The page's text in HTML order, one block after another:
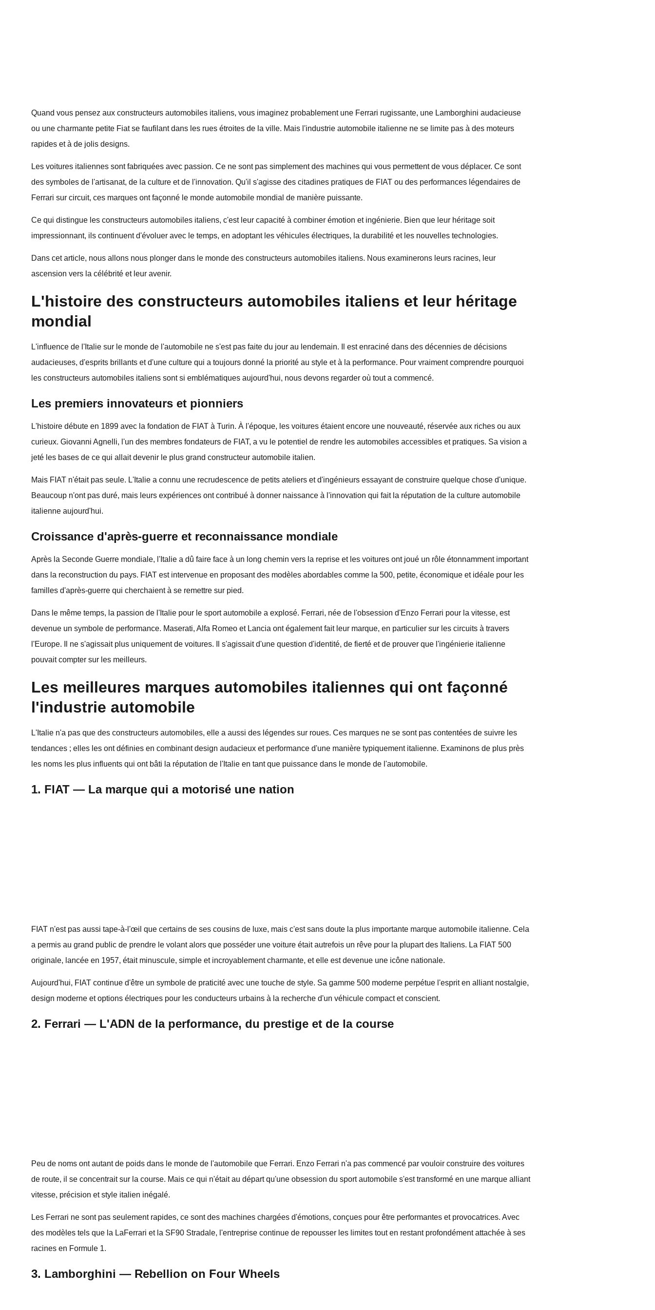
Quand vous pensez aux constructeurs automobiles italiens, vous imaginez probablement une Ferrari rugissante, une Lamborghini audacieuse
ou une charmante petite Fiat se faufilant dans les rues étroites de la ville. Mais l'industrie automobile italienne ne se limite pas à des moteurs
rapides et à de jolis designs.
Les voitures italiennes sont fabriquées avec passion. Ce ne sont pas simplement des machines qui vous permettent de vous déplacer. Ce sont
des symboles de l'artisanat, de la culture et de l'innovation. Qu'il s'agisse des citadines pratiques de FIAT ou des performances légendaires de
Ferrari sur circuit, ces marques ont façonné le monde automobile mondial de manière puissante.
Ce qui distingue les constructeurs automobiles italiens, c'est leur capacité à combiner émotion et ingénierie. Bien que leur héritage soit
impressionnant, ils continuent d'évoluer avec le temps, en adoptant les véhicules électriques, la durabilité et les nouvelles technologies.
Dans cet article, nous allons nous plonger dans le monde des constructeurs automobiles italiens. Nous examinerons leurs racines, leur
ascension vers la célébrité et leur avenir.
L'histoire des constructeurs automobiles italiens et leur héritage
mondial
L'influence de l'Italie sur le monde de l'automobile ne s'est pas faite du jour au lendemain. Il est enraciné dans des décennies de décisions
audacieuses, d'esprits brillants et d'une culture qui a toujours donné la priorité au style et à la performance. Pour vraiment comprendre pourquoi
les constructeurs automobiles italiens sont si emblématiques aujourd'hui, nous devons regarder où tout a commencé.
Les premiers innovateurs et pionniers
L'histoire débute en 1899 avec la fondation de FIAT à Turin. À l'époque, les voitures étaient encore une nouveauté, réservée aux riches ou aux
curieux. Giovanni Agnelli, l'un des membres fondateurs de FIAT, a vu le potentiel de rendre les automobiles accessibles et pratiques. Sa vision a
jeté les bases de ce qui allait devenir le plus grand constructeur automobile italien.
Mais FIAT n'était pas seule. L'Italie a connu une recrudescence de petits ateliers et d'ingénieurs essayant de construire quelque chose d'unique.
Beaucoup n'ont pas duré, mais leurs expériences ont contribué à donner naissance à l'innovation qui fait la réputation de la culture automobile
italienne aujourd'hui.
Croissance d'après-guerre et reconnaissance mondiale
Après la Seconde Guerre mondiale, l'Italie a dû faire face à un long chemin vers la reprise et les voitures ont joué un rôle étonnamment important
dans la reconstruction du pays. FIAT est intervenue en proposant des modèles abordables comme la 500, petite, économique et idéale pour les
familles d'après-guerre qui cherchaient à se remettre sur pied.
Dans le même temps, la passion de l'Italie pour le sport automobile a explosé. Ferrari, née de l'obsession d'Enzo Ferrari pour la vitesse, est
devenue un symbole de performance. Maserati, Alfa Romeo et Lancia ont également fait leur marque, en particulier sur les circuits à travers
l'Europe. Il ne s'agissait plus uniquement de voitures. Il s'agissait d'une question d'identité, de fierté et de prouver que l'ingénierie italienne
pouvait compter sur les meilleurs.
Les meilleures marques automobiles italiennes qui ont façonné
l'industrie automobile
L'Italie n'a pas que des constructeurs automobiles, elle a aussi des légendes sur roues. Ces marques ne se sont pas contentées de suivre les
tendances ; elles les ont définies en combinant design audacieux et performance d'une manière typiquement italienne. Examinons de plus près
les noms les plus influents qui ont bâti la réputation de l'Italie en tant que puissance dans le monde de l'automobile.
1. FIAT — La marque qui a motorisé une nation
FIAT n'est pas aussi tape-à-l'œil que certains de ses cousins de luxe, mais c'est sans doute la plus importante marque automobile italienne. Cela
a permis au grand public de prendre le volant alors que posséder une voiture était autrefois un rêve pour la plupart des Italiens. La FIAT 500
originale, lancée en 1957, était minuscule, simple et incroyablement charmante, et elle est devenue une icône nationale.
Aujourd'hui, FIAT continue d'être un symbole de praticité avec une touche de style. Sa gamme 500 moderne perpétue l'esprit en alliant nostalgie,
design moderne et options électriques pour les conducteurs urbains à la recherche d'un véhicule compact et conscient.
2. Ferrari — L'ADN de la performance, du prestige et de la course
Peu de noms ont autant de poids dans le monde de l'automobile que Ferrari. Enzo Ferrari n'a pas commencé par vouloir construire des voitures
de route, il se concentrait sur la course. Mais ce qui n'était au départ qu'une obsession du sport automobile s'est transformé en une marque alliant
vitesse, précision et style italien inégalé.
Les Ferrari ne sont pas seulement rapides, ce sont des machines chargées d'émotions, conçues pour être performantes et provocatrices. Avec
des modèles tels que la LaFerrari et la SF90 Stradale, l'entreprise continue de repousser les limites tout en restant profondément attachée à ses
racines en Formule 1.
3. Lamborghini — Rebellion on Four Wheels